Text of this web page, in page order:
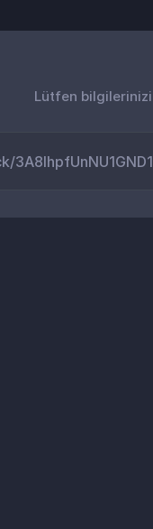
Lütfen bilgilerinizi